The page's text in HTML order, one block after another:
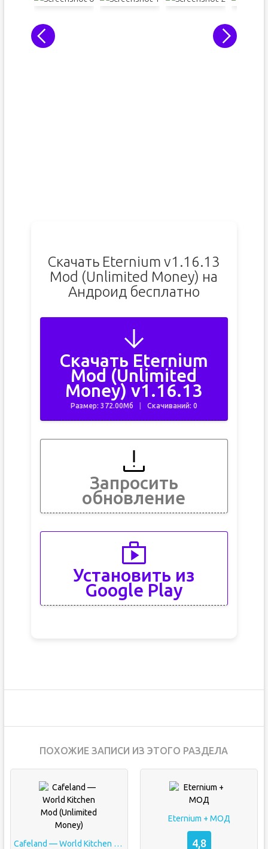
Скачать Eternium v1.16.13
Mod (Unlimited Money) на
Андроид бесплатно
Скачать Eternium
Mod (Unlimited
Money) v1.16.13
Размер: 372.00Мб Скачиваний: 0
Запросить
обновление
Установить из
Google Play
ПОХОЖИЕ ЗАПИСИ ИЗ ЭТОГО РАЗДЕЛА
Cafeland — World Kitchen Mod (Unlimited Money)
Eternium + МОД
4,8